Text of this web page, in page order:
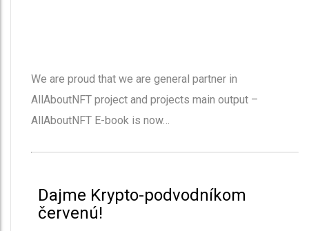
We are proud that we are general partner in
AllAboutNFT project and projects main output –
AllAboutNFT E-book is now…
Dajme Krypto-podvodníkom
červenú!